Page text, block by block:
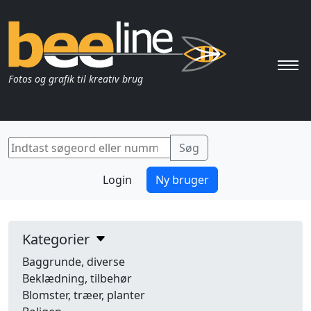
Fotos og grafik til kreativ brug
Login Ny bruger
Kategorier
Baggrunde, diverse
Beklædning, tilbehør
Blomster, træer, planter